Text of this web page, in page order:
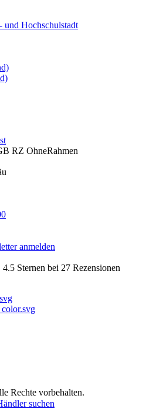
und Hochschulstadt
anmelden
Sternen bei 27 Rezensionen
Rechte vorbehalten.
suchen